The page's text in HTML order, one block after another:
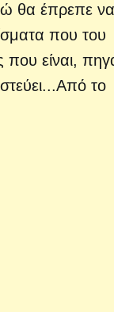
θα έπρεπε να
που του
είναι,
το